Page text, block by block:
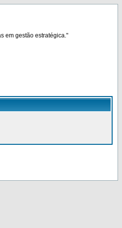
em gestão estratégica."